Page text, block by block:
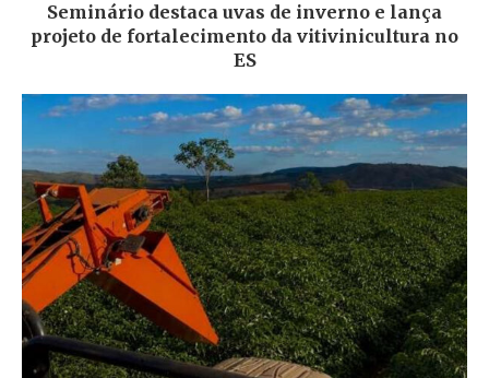
Seminário destaca uvas de inverno e lança
projeto de fortalecimento da vitivinicultura no
ES